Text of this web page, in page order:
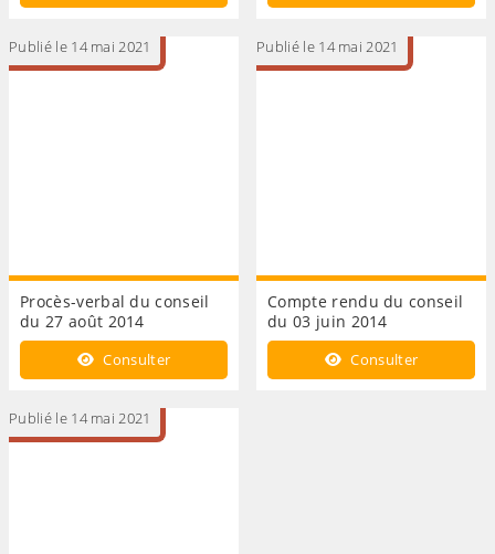
Publié le 14 mai 2021
Procès-verbal du conseil
du 27 août 2014
Consulter
Publié le 14 mai 2021
Compte rendu du conseil
du 03 juin 2014
Consulter
Publié le 14 mai 2021